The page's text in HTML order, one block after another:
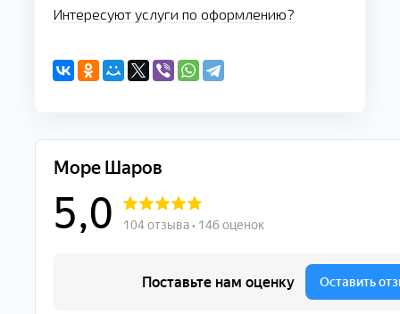
Интересуют услуги по оформлению?